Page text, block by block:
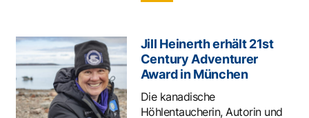
Jill Heinerth erhält 21st
Century Adventurer
Award in München
Die kanadische
Höhlentaucherin, Autorin und